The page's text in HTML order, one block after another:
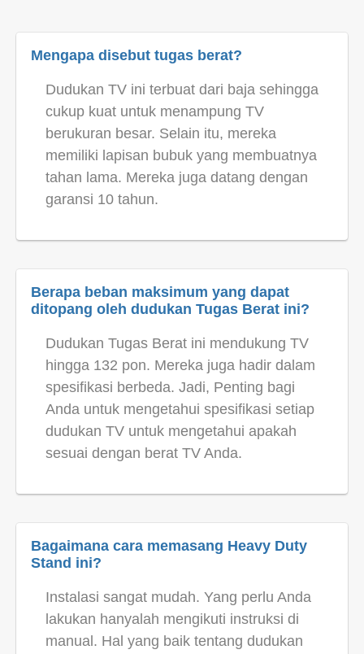
Mengapa disebut tugas berat?
Dudukan TV ini terbuat dari baja sehingga
cukup kuat untuk menampung TV
berukuran besar. Selain itu, mereka
memiliki lapisan bubuk yang membuatnya
tahan lama. Mereka juga datang dengan
garansi 10 tahun.
Berapa beban maksimum yang dapat
ditopang oleh dudukan Tugas Berat ini?
Dudukan Tugas Berat ini mendukung TV
hingga 132 pon. Mereka juga hadir dalam
spesifikasi berbeda. Jadi, Penting bagi
Anda untuk mengetahui spesifikasi setiap
dudukan TV untuk mengetahui apakah
sesuai dengan berat TV Anda.
Bagaimana cara memasang Heavy Duty
Stand ini?
Instalasi sangat mudah. Yang perlu Anda
lakukan hanyalah mengikuti instruksi di
manual. Hal yang baik tentang dudukan